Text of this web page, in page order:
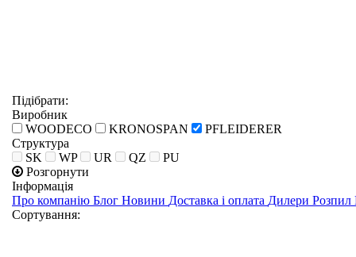
Підібрати:
Виробник
WOODECO
KRONOSPAN
PFLEIDERER
Структура
SK
WP UR QZ
PU
Розгорнути
Інформація
Про компанію Блог Новини Доставка і оплата Дилери Розпил
Сортування: